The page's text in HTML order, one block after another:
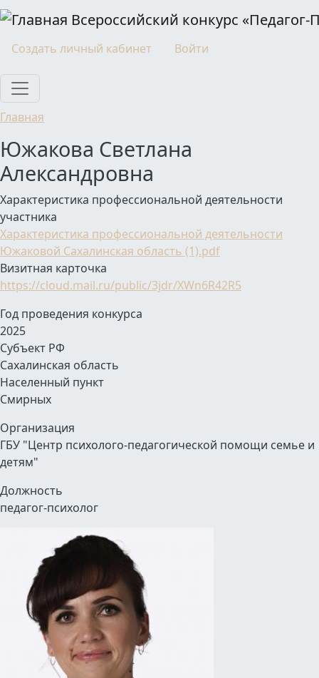
Перейти к основному содержанию
Всероссийский конкурс «Педагог-
Моя учетная запись
Создать личный кабинет Войти
Главная
Южакова Светлана
Александровна
Характеристика профессиональной деятельности
участника
Характеристика профессиональной деятельности
Южаковой Сахалинская область (1).pdf
Визитная карточка
https://cloud.mail.ru/public/3jdr/XWn6R42R5
Год проведения конкурса
2025
Субъект РФ
Сахалинская область
Населенный пункт
Смирных
Организация
ГБУ "Центр психолого-педагогической помощи семье и
детям"
Должность
педагог-психолог